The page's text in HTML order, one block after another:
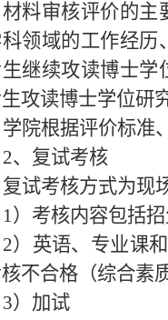
材料审核评价的主
领域的工作经历
继续攻读博士学
攻读博士学位研
学院根据评价标准
2、复试考核
复试考核方式为现
1）考核内容包括
2）英语、专业课
不合格（综合素
3）加试